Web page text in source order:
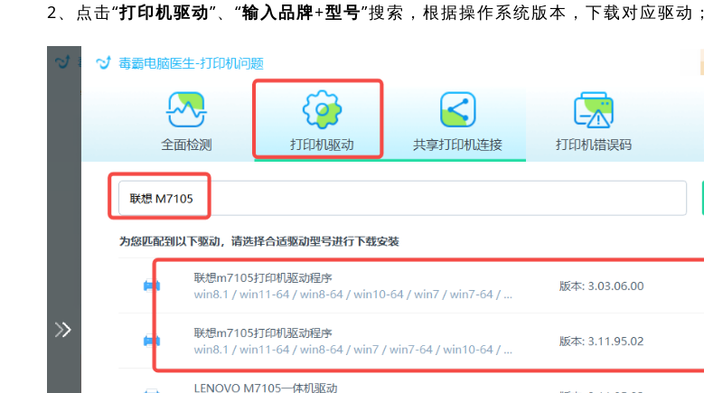
2、点击“打印机驱动”、“输入品牌+型号”搜索，根据操作系统版本，下载对应驱动；